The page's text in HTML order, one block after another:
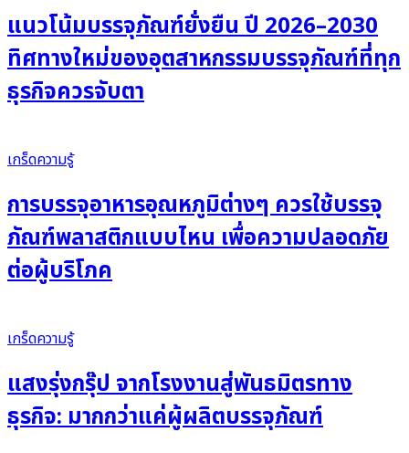
แนวโน้มบรรจุภัณฑ์ยั่งยืน ปี 2026–2030
ทิศทางใหม่ของอุตสาหกรรมบรรจุภัณฑ์ที่ทุก
ธุรกิจควรจับตา
เกร็ดความรู้
การบรรจุอาหารอุณหภูมิต่างๆ ควรใช้บรรจุ
ภัณฑ์พลาสติกแบบไหน เพื่อความปลอดภัย
ต่อผู้บริโภค
เกร็ดความรู้
แสงรุ่งกรุ๊ป จากโรงงานสู่พันธมิตรทาง
ธุรกิจ: มากกว่าแค่ผู้ผลิตบรรจุภัณฑ์